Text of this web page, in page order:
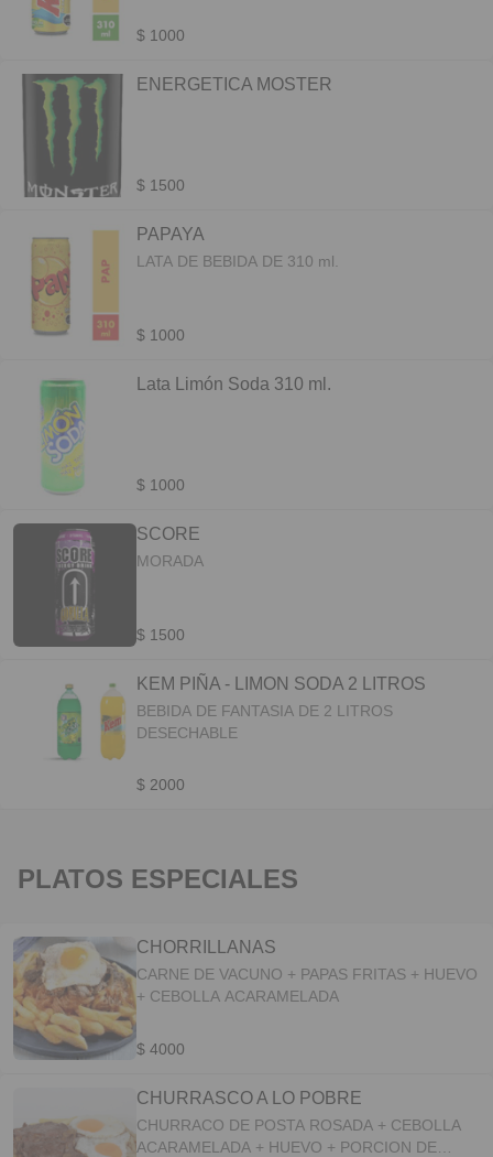
$ 1000
ENERGETICA MOSTER
$ 1500
PAPAYA
LATA DE BEBIDA DE 310 ml.
$ 1000
Lata Limón Soda 310 ml.
$ 1000
SCORE
MORADA
$ 1500
KEM PIÑA - LIMON SODA 2 LITROS
BEBIDA DE FANTASIA DE 2 LITROS
DESECHABLE
$ 2000
PLATOS ESPECIALES
CHORRILLANAS
CARNE DE VACUNO + PAPAS FRITAS + HUEVO
+ CEBOLLA ACARAMELADA
$ 4000
CHURRASCO A LO POBRE
CHURRACO DE POSTA ROSADA + CEBOLLA
ACARAMELADA + HUEVO + PORCION DE